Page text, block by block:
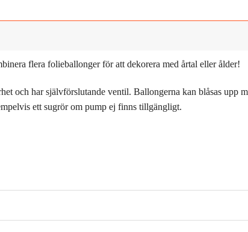
flera folieballonger för att dekorera med årtal eller ålder!
och har självförslutande ventil. Ballongerna kan blåsas upp
ett sugrör om pump ej finns tillgängligt.